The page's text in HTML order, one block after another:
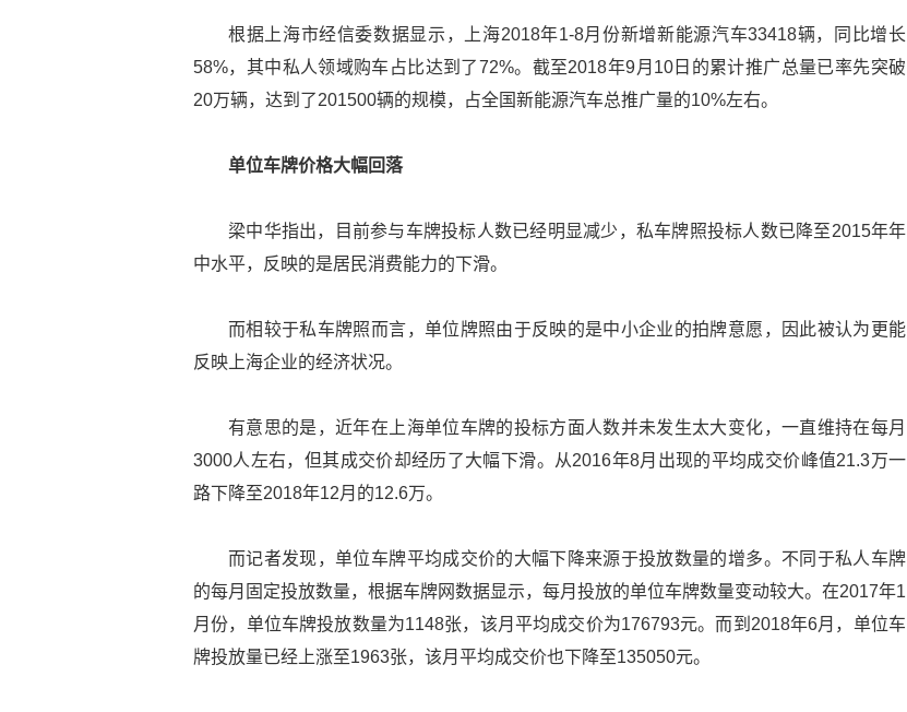
根据上海市经信委数据显示，上海2018年1-8月份新增新能源汽车33418辆，同比增长
58%，其中私人领域购车占比达到了72%。截至2018年9月10日的累计推广总量已率先突破
20万辆，达到了201500辆的规模，占全国新能源汽车总推广量的10%左右。
单位车牌价格大幅回落
梁中华指出，目前参与车牌投标人数已经明显减少，私车牌照投标人数已降至2015年年
中水平，反映的是居民消费能力的下滑。
而相较于私车牌照而言，单位牌照由于反映的是中小企业的拍牌意愿，因此被认为更能
反映上海企业的经济状况。
有意思的是，近年在上海单位车牌的投标方面人数并未发生太大变化，一直维持在每月
3000人左右，但其成交价却经历了大幅下滑。从2016年8月出现的平均成交价峰值21.3万一
路下降至2018年12月的12.6万。
而记者发现，单位车牌平均成交价的大幅下降来源于投放数量的增多。不同于私人车牌
的每月固定投放数量，根据车牌网数据显示，每月投放的单位车牌数量变动较大。在2017年1
月份，单位车牌投放数量为1148张，该月平均成交价为176793元。而到2018年6月，单位车
牌投放量已经上涨至1963张，该月平均成交价也下降至135050元。